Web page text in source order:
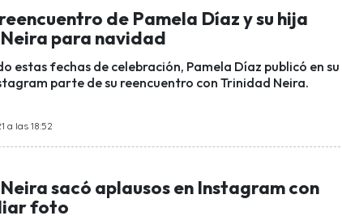
de Pamela Díaz y su hija
para navidad
estas fechas de celebración, Pamela Díaz publicó en su
parte de su reencuentro con Trinidad Neira.
a las 18:52
sacó aplausos en Instagram con
foto